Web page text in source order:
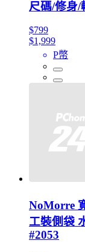
尺碼/修身/
$799
$1,999
P幣
NoMorre
工裝側袋
#2053